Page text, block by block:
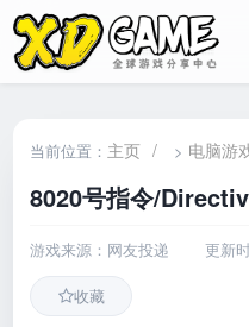
当前位置： 主页 / > 电脑游
8020号指令/
游戏来源：网友投递 更新
收藏